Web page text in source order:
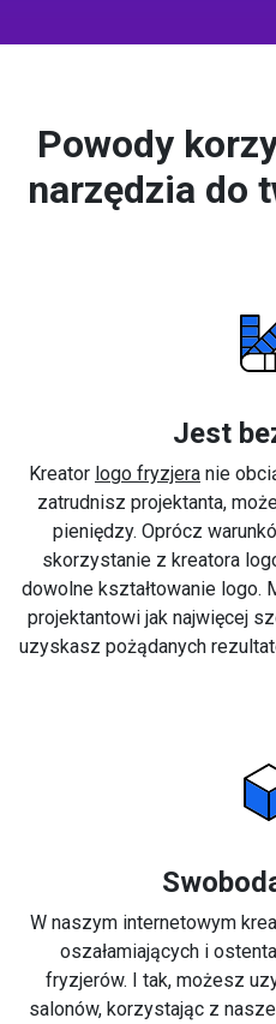
Powody
narzędzia do
Jest
Kreator logo fryzjera nie
zatrudnisz projektanta,
pieniędzy. Oprócz
skorzystanie z kreatora
dowolne kształtowanie logo.
projektantowi jak najwięcej
uzyskasz pożądanych
W naszym internetowym
oszałamiających i
fryzjerów. I tak, możesz
salonów, korzystając z